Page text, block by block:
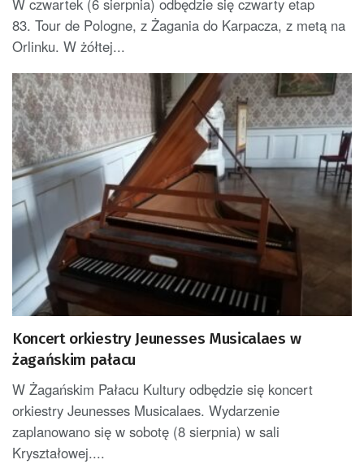
W czwartek (6 sierpnia) odbędzie się czwarty etap
83. Tour de Pologne, z Żagania do Karpacza, z metą na
Orlinku. W żółtej...
Koncert orkiestry Jeunesses Musicalaes w
żagańskim pałacu
W Żagańskim Pałacu Kultury odbędzie się koncert
orkiestry Jeunesses Musicalaes. Wydarzenie
zaplanowano się w sobotę (8 sierpnia) w sali
Kryształowej....